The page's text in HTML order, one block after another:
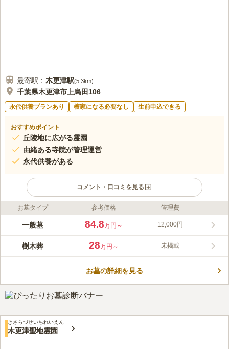
最寄駅： 木更津駅(5.3km)
千葉県木更津市上烏田106
永代供養プランあり 檀家になる必要なし 生前申込できる
おすすめポイント
丘陵地に広がる霊園
由緒ある寺院が管理運営
永代供養がある
コメント・口コミを見る
ライフドット編集部のコメント
西福寺墓苑は日東交通バス「上烏田」バス停から徒歩約3分の場
重厚な瓦屋根の本堂は歴史を感じさせる趣があります。 伝統あ
るお墓の形に拘りを持つ方におすすめの霊園です。 小高い丘陵
も安心してお参りすることができます。 霊園前には駐車場があ
みんなの評価
3.9 口コミ2件
40代男性
最寄り駅の近くにはショッピングセンターがありますがお花も買
なところがあるのでとても便利です。
お墓タイプ 参考価格 管理費
一般墓 84.8万円～ 12,000円
樹木葬 28万円～ 未掲載
お墓の詳細を見る
きさらづせいちれいえん
木更津聖地霊園